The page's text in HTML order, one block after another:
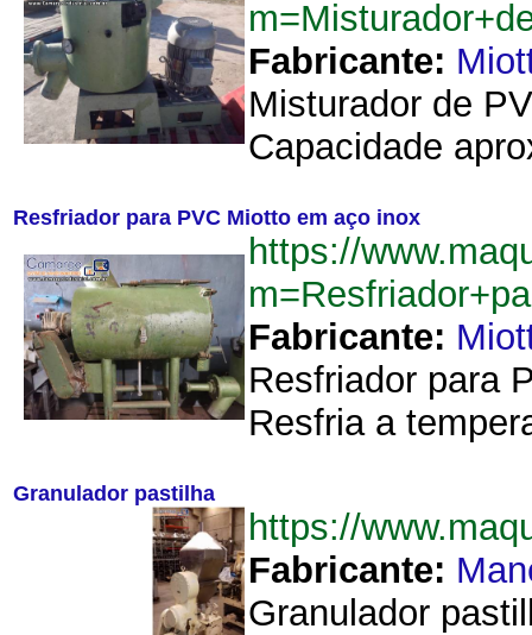
Fabricante:
Misturador de
Capacidade
Resfriador para PVC Miotto em aço inox
https://
Fabricante:
Resfriador para
Resfria a
Granulador pastilha
https://
Fabricante:
Granulador